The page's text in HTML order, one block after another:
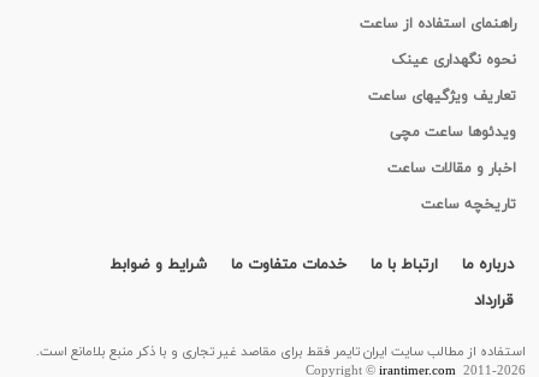
راهنمای استفاده از ساعت
نحوه نگهداری عینک
تعاریف ویژگیهای ساعت
ویدئوها ساعت مچی
اخبار و مقالات ساعت
تاریخچه ساعت
درباره ما ارتباط با ما خدمات متفاوت ما
شرایط و ضوابط
قرارداد
استفاده از مطالب سايت ایران تایمر فقط برای مقاصد غیر تجاری و با ذکر منبع بلامانع است.
Copyright ©irantimer.com2011-2026